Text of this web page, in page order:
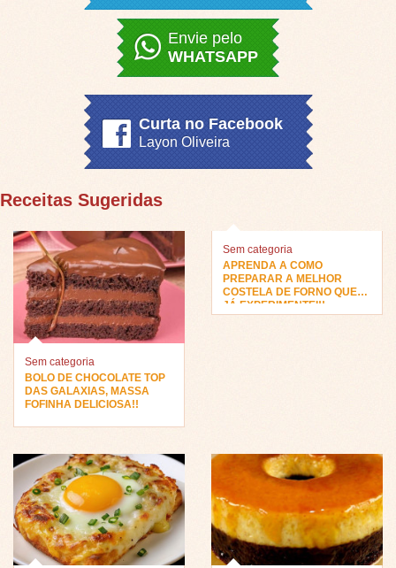
Envie pelo
WHATSAPP
Curta no Facebook
Layon Oliveira
Receitas Sugeridas
Sem categoria
BOLO DE CHOCOLATE TOP
DAS GALAXIAS, MASSA
FOFINHA DELICIOSA!!
Sem categoria
APRENDA A COMO
PREPARAR A MELHOR
COSTELA DE FORNO QUE
JÁ EXPERIMENTEI!!